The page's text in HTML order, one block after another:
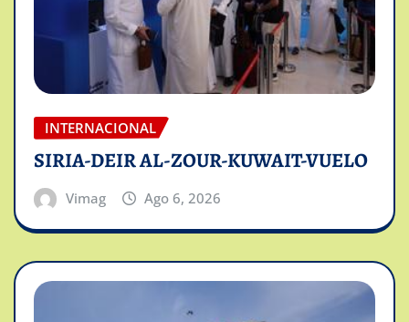
INTERNACIONAL
SIRIA-DEIR AL-ZOUR-KUWAIT-VUELO
Vimag Ago 6, 2026